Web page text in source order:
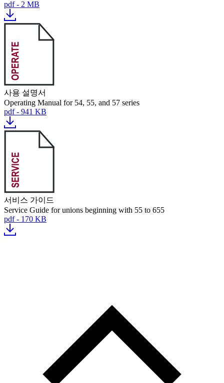
pdf - 2 MB
사용 설명서
Operating Manual for 54, 55, and 57 series
pdf - 941 KB
서비스 가이드
Service Guide for unions beginning with 55 to 655
pdf - 170 KB